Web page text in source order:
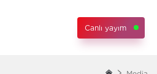
Canlı yayım